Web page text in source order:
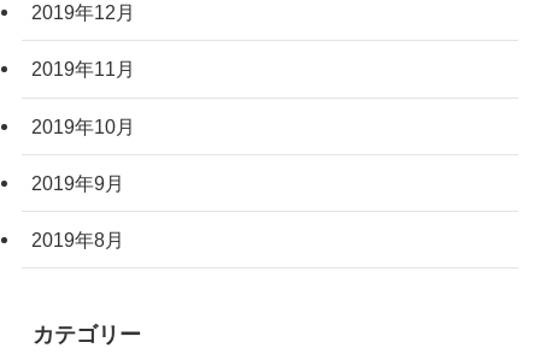
2019年12月
2019年11月
2019年10月
2019年9月
2019年8月
カテゴリー